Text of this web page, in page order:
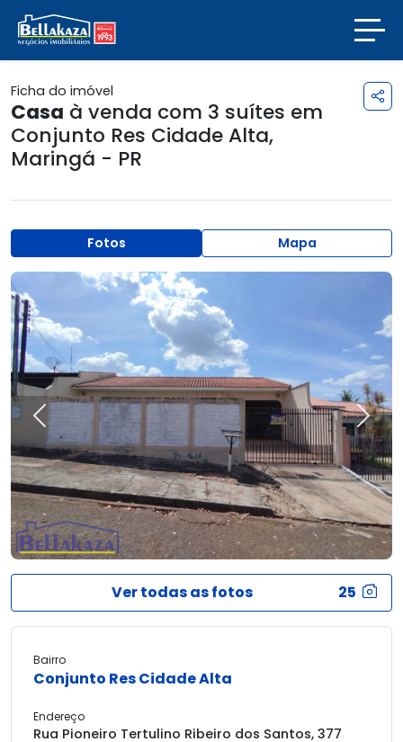
Ficha do imóvel
Casa à venda com 3 suítes em
Conjunto Res Cidade Alta,
Maringá - PR
Fotos Mapa
Previous Next
Ver todas as fotos 25
Bairro
Conjunto Res Cidade Alta
Endereço
Rua Pioneiro Tertulino Ribeiro dos Santos, 377